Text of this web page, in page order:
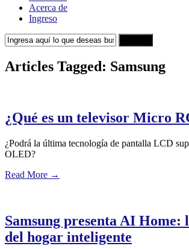
Acerca de
Ingreso
Articles Tagged: Samsung
¿Qué es un televisor Micro
¿Podrá la última tecnología de pantalla LCD
OLED?
Read More →
Samsung presenta AI Home:
del hogar inteligente